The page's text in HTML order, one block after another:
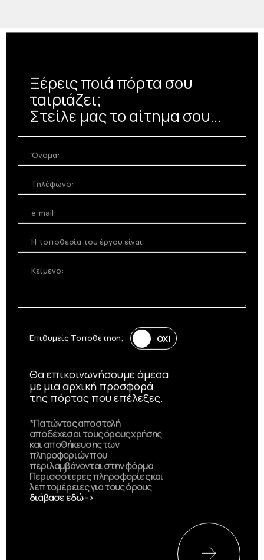
χρωμάτων
ξύλου, διαλέξτε ανάμεσα σε
δεκάδες επιλογές χρωμάτων
Ξέρεις ποιά πόρτα σου
ταιριάζει;
Στείλε μας το αίτημα σου...
Επιθυμείς Τοποθέτηση;
Θα επικοινωνήσουμε άμεσα
με μια αρχική προσφορά
της πόρτας που επέλεξες.
*Πατώντας αποστολή
αποδέχεσαι τους όρους χρήσης
και αποθήκευσης των
πληροφοριών που
περιλαμβάνονται στην φόρμα.
Περισσότερες πληροφορίες και
λεπτομέρειες για τους όρους
διάβασε εδώ ->